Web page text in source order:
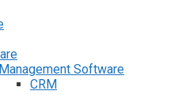
Management Software
CRM